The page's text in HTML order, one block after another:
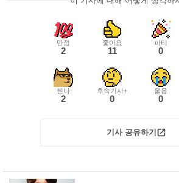
만점
2
좋아요
11
파티
0
씬나
2
후속기사+
0
울음
0
기사 공유하기